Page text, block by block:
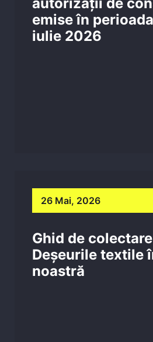
emise în
iulie 2026
26 Mai, 2026
Ghid de
Deșeurile textile
noastră